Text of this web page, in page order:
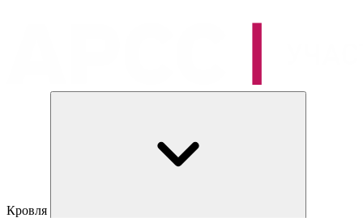
Кровля